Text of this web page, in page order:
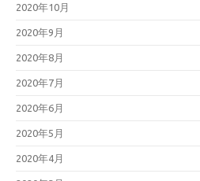
2020年10月
2020年9月
2020年8月
2020年7月
2020年6月
2020年5月
2020年4月